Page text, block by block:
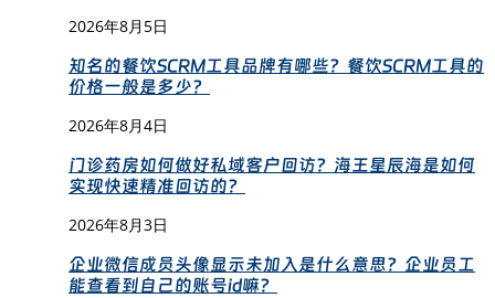
2026年8月5日
知名的餐饮SCRM工具品牌有哪些？餐饮SCRM工具的
价格一般是多少？
2026年8月4日
门诊药房如何做好私域客户回访？海王星辰海是如何
实现快速精准回访的？
2026年8月3日
企业微信成员头像显示未加入是什么意思？企业员工
能查看到自己的账号id嘛？